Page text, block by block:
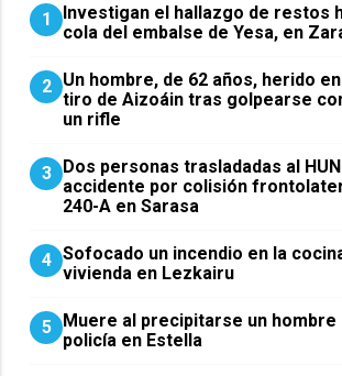
1
Investigan el hallazgo de restos
cola del embalse de Yesa, en
2 Un hombre, de 62 años, herido
tiro de Aizoáin tras golpearse
un rifle
3 ​Dos personas trasladadas al
accidente por colisión
240-A en Sarasa
4 Sofocado un incendio en la
vivienda en Lezkairu
5 Muere al precipitarse un hombre
policía en Estella